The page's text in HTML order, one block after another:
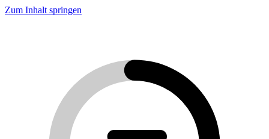
Zum Inhalt springen